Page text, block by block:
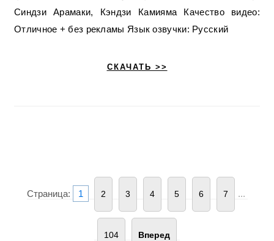
Синдзи Арамаки, Кэндзи Камияма Качество видео:
Отличное + без рекламы Язык озвучки: Русский
СКАЧАТЬ >>
Страница: 1 2 3 4 5 6 7 ...
104 Вперед